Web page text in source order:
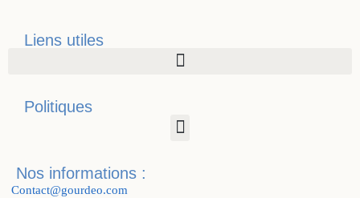
Liens utiles
Politiques
Nos informations :
Contact@gourdeo.com